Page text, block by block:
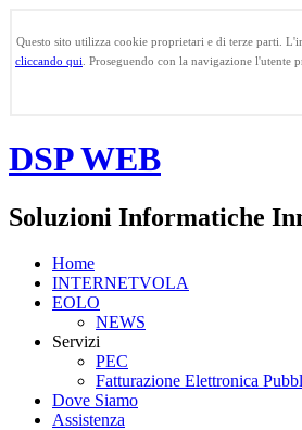
Questo sito utilizza cookie proprietari e di terze parti.
cliccando qui . Proseguendo con la navigazione l'utente
DSP WEB
Soluzioni Informatiche
Home
INTERNETVOLA
EOLO
NEWS
Servizi
PEC
Fatturazione Elettronica
Dove Siamo
Assistenza